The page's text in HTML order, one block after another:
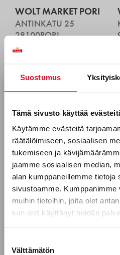
Suostumus
Tämä sivusto käyttää
Käytämme evästeitä
räätälöimiseen, sosiaalisen
tukemiseen ja
jaamme sosiaalisen median,
alan kumppaneillemme tietoja
sivustoamme.
muihin tietoihin, joita olet
kun olet käyttänyt heidän
valinta
Välttämätön
WOLT MARKET PORI
ANTINKATU 25
28100PORI
Tilaa
Puhelinnumero
Mitkä
kiinnostavat